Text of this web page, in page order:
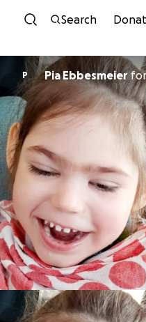
Skip
Search
P Pia Ebbesmeier